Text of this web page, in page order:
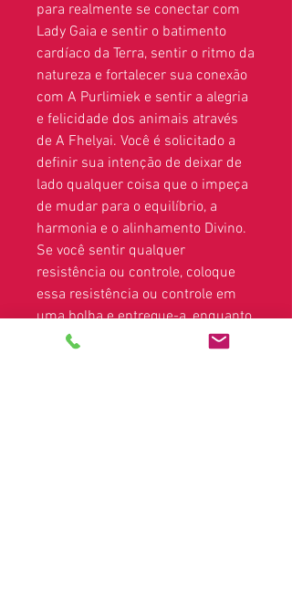
para realmente se conectar com
Lady Gaia e sentir o batimento
cardíaco da Terra, sentir o ritmo da
natureza e fortalecer sua conexão
com A Purlimiek e sentir a alegria
e felicidade dos animais através
de A Fhelyai. Você é solicitado a
definir sua intenção de deixar de
lado qualquer coisa que o impeça
de mudar para o equilíbrio, a
harmonia e o alinhamento Divino.
Se você sentir qualquer
resistência ou controle, coloque
essa resistência ou controle em
uma bolha e entregue-a, enquanto
dá total permissão para que isso